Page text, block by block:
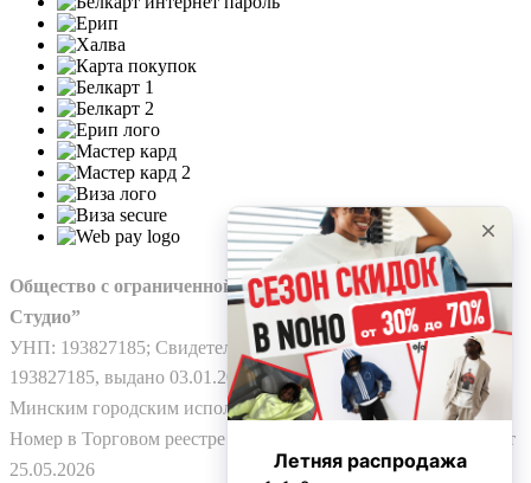
Общество с ограниченной ответственностью “Нохо
Студио”
УНП: 193827185; Свидетельство о гос. регистрации №
193827185, выдано 03.01.2025
Минским городским исполнительным комитетом.
Номер в Торговом реестре Республики Беларусь: № 778224 от
25.05.2026